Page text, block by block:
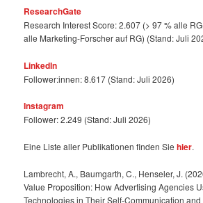
ResearchGate
Research Interest Score: 2.607 (> 97 % alle
alle Marketing-Forscher auf RG) (Stand: Juli
LinkedIn
Follower:innen: 8.617 (Stand: Juli 2026)
Instagram
Follower: 2.249 (Stand: Juli 2026)
Eine Liste aller Publikationen finden Siehier.
Lambrecht, A., Baumgarth, C., Henseler, J.
Value Proposition: How Advertising Agencies
Technologies in Their Self-Communication